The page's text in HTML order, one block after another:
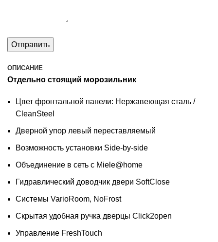
ОПИСАНИЕ
Отдельно стоящий морозильник
Цвет фронтальной панели: Нержавеющая сталь /
CleanSteel
Дверной упор левый переставляемый
Возможность установки Side-by-side
Объединение в сеть с Miele@home
Гидравлический доводчик двери SoftClose
Системы VarioRoom, NoFrost
Скрытая удобная ручка дверцы Click2open
Управление FreshTouch